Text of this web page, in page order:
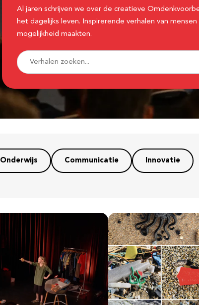
Al jaren schrijven we over de creatieve
het dagelijks leven. Inspirerende verhalen van
mogelijkheid maakten.
Onderwijs Communicatie Innovatie